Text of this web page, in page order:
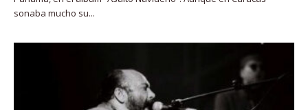
sonaba mucho su...